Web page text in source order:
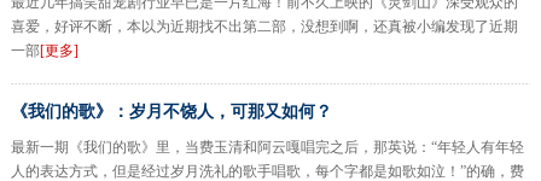
喜爱，好评不断，本以为近期找不出第二部，没想到啊，还真被小编发现了近期
一部[更多]
《我们的歌》：岁月不饶人，可那又如何？
最新一期《我们的歌》里，当费玉清和阿云嘎唱完之后，那英说：“年轻人有年轻
人的表达方式，但是经过岁月洗礼的歌手唱歌，每个字都是如歌如泣！”的确，费